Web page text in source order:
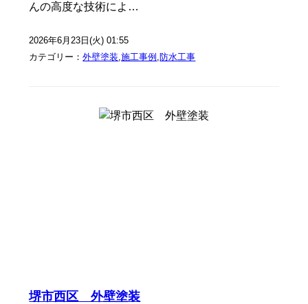
んの高度な技術によ…
2026年6月23日(火) 01:55
カテゴリー：外壁塗装,施工事例 ,防水工事
堺市西区 外壁塗装